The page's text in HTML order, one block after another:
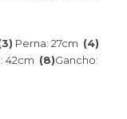
Perna: 27cm (4)
42cm (8)Gancho: